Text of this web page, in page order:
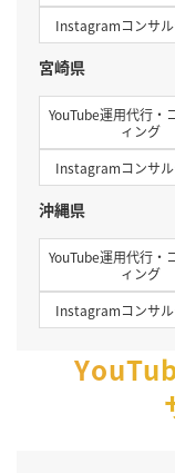
Instagramコンサ
宮崎県
YouTube運用代行・
ィング
Instagramコンサ
沖縄県
YouTube運用代行・
ィング
Instagramコンサ